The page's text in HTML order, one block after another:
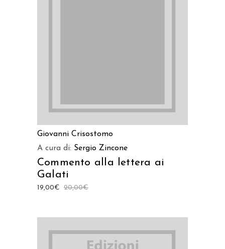
Giovanni Crisostomo
A cura di: Sergio Zincone
Commento alla lettera ai
Galati
20,00€
19,00€